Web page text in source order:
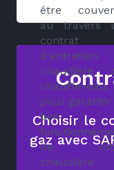
être
au travers
contrat
d'entretien
chaudière
chauffe-eau,
pour garantir
bon
de
chaudière
Choisir le
gaz avec